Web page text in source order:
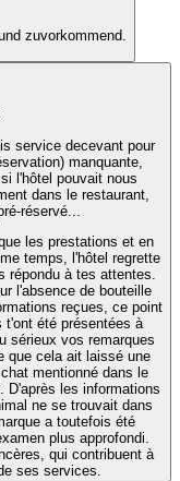
zuvorkommend.
service decevant pour
manquante,
l'hôtel pouvait nous
dans le restaurant,
réservé...
les prestations et en
répondu à tes attentes.
l'absence de bouteille
reçues, ce point
été présentées à
que cela ait laissé une
D'après les informations
ne se trouvait dans
a toutefois été
plus approfondi.
qui contribuent à
ses services.